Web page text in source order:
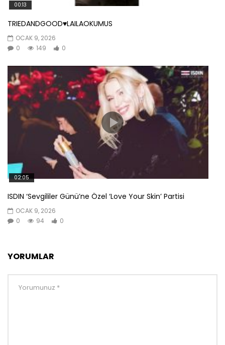
00:13
TRIEDANDGOOD♥️LAILAOKUMUS
OCAK 9, 2026
0
149 0
02:05
ISDIN ‘Sevgililer Günü’ne Özel ‘Love Your Skin’ Partisi
OCAK 9, 2026
0
94 0
YORUMLAR